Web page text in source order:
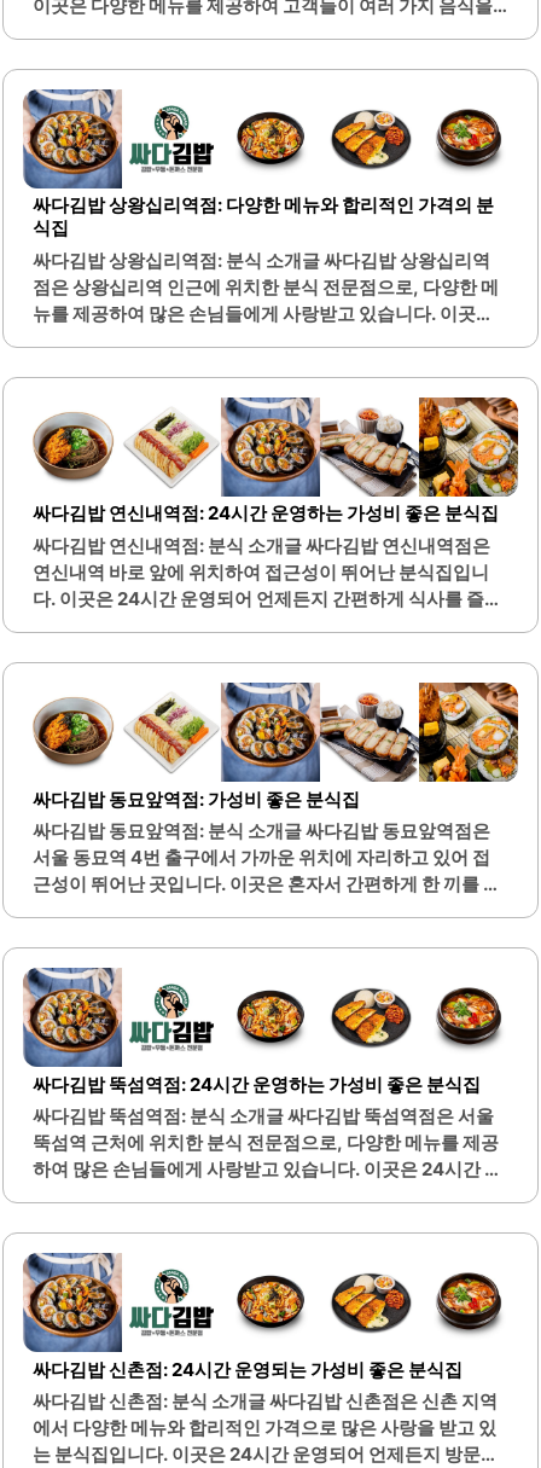
이 있습니다. 싸다김밥 양재시민의숲역점은 고객의 다양한
요구를..
이곳은 다양한 메뉴를 제공하여 고객들이 여러 가지 음식을
니다.특히, 김밥은 신선한 재료로 만들어져 맛이 좋고, 양도
푸짐하여 만족스러운 식사를 제공합니다. 매장은 깔끔하게
관리되어 있어 쾌적한 환경에서 식사를 즐길 수 있습니다. 또
한, 직원들이 바쁜 와중에도 고객을 살뜰히 챙겨주는 모습이
인상적입니다.포장 서비스도 제공하여 바쁜 일상 속에서도
간편하게 음식을 즐길 수 있습니다. 이곳의 매력 중 하나는
24시간 운영되어 언제든지 방문할 수 있다는 점입니다. 다양
한 반찬과 국물은 셀프 서비스로 제공되어 고객이 원하는 만
큼..
싸다김밥 상왕십리역점: 다양한 메뉴와 합리적인 가격의 분
식집
싸다김밥 상왕십리역점: 분식 소개글 싸다김밥 상왕십리역
점은 상왕십리역 인근에 위치한 분식 전문점으로, 다양한 메
뉴를 제공하여 많은 손님들에게 사랑받고 있습니다. 이곳의
삼덮밥과 짬뽕라면 등 다른 메뉴들도 인기가 많아, 점심시간
에 많은 손님들이 방문합니다.매장은 넓고 깔끔하여 혼자서
식사를 하거나 친구들과 함께 방문하기에도 적합합니다. 셀
프 계산 시스템과 키오스크가 마련되어 있어 편리하게 주문
할 수 있습니다. 가격대는 합리적이며, 가성비가 좋다는 평가
를 받고 있습니다.특히, 기본 김밥과 떡볶이 세트는 많은 손님
들에게 인기 있는 조합입니다. 이곳은 오랜 시간 운영되어 온
만큼, 단골 손님들도 많아 친근한 분위기를 자아냅니다. 매장
내부는 청결하게 관리되고 있으며, 친절한 직원들이..
싸다김밥 연신내역점: 24시간 운영하는 가성비 좋은 분식집
싸다김밥 연신내역점: 분식 소개글 싸다김밥 연신내역점은
연신내역 바로 앞에 위치하여 접근성이 뛰어난 분식집입니
다. 이곳은 24시간 운영되어 언제든지 간편하게 식사를 즐길
치즈김밥과 돈까스김밥은 많은 손님들에게 인기가 높습니
다. 또한, 라볶이와 비빔국수 등 다양한 분식 메뉴도 제공되어
선택의 폭이 넓습니다. 매장 내부는 깔끔하게 유지되어 있으
며, 편안한 분위기에서 식사를 즐길 수 있습니다.키오스크를
통한 주문 시스템이 도입되어 있어 빠르고 간편하게 주문할
수 있습니다. 이곳은 혼자서 식사하기에도 적합한 장소로, 혼
밥을 즐기는 손님들이 자주 방문합니다. 저녁 시간대에는 퇴
근 후 간단한 저녁을 해결하기 위해 방문하는 손님들이 많습
니다.다양한 반찬이 셀프 서비스로..
싸다김밥 동묘앞역점: 가성비 좋은 분식집
싸다김밥 동묘앞역점: 분식 소개글 싸다김밥 동묘앞역점은
서울 동묘역 4번 출구에서 가까운 위치에 자리하고 있어 접
근성이 뛰어난 곳입니다. 이곳은 혼자서 간편하게 한 끼를 해
끔하게 제공되며, 기분 반찬으로 김치와 단무지, 국물 등이
셀프 서비스로 제공됩니다. 가성비가 뛰어나며, 가격 대비 양
과 질이 만족스럽습니다. 이곳은 24시간 운영되어 언제든지
방문할 수 있는 장점이 있습니다.또한, 동묘역 근처에 위치하
여 주변에 찜질방 등 다양한 시설이 있어 식사 후 다른 활동으
로 이어지기 좋습니다. 메뉴에는 오징어덮밥, 왕만두국, 돈까
스마요덮밥, 짜장라볶이 등 다양한 선택지가 있어 취향에 맞
게 주문할 수 있습니다. 특히, 짜장라볶이와 돈까스마요덮밥
의 조합은 많은 분들이 선호하는..
싸다김밥 뚝섬역점: 24시간 운영하는 가성비 좋은 분식집
싸다김밥 뚝섬역점: 분식 소개글 싸다김밥 뚝섬역점은 서울
뚝섬역 근처에 위치한 분식 전문점으로, 다양한 메뉴를 제공
하여 많은 손님들에게 사랑받고 있습니다. 이곳은 24시간 운
으며, 모든 메뉴가 1만 원 이하로 제공되어 가성비가 뛰어납
니다.매장 내부는 넓고 쾌적하여 혼자 또는 친구와 함께 식사
하기에 적합합니다. 특히, 혼밥족을 위한 덮밥과 라면 세트가
인기를 끌고 있습니다. 또한, 소비쿠폰을 사용하여 더욱 저렴
하게 식사를 할 수 있는 점도 큰 장점입니다.다양한 메뉴가 준
비되어 있어 선택의 폭이 넓으며, 매일 다른 메뉴를 시도해볼
수 있는 재미가 있습니다. 이곳의 부대찌개와 오삼덮밥은 특
히 많은 손님들에게 호평을 받고 있으며, 신선한..
싸다김밥 신촌점: 24시간 운영되는 가성비 좋은 분식집
싸다김밥 신촌점: 분식 소개글 싸다김밥 신촌점은 신촌 지역
에서 다양한 메뉴와 합리적인 가격으로 많은 사랑을 받고 있
는 분식집입니다. 이곳은 24시간 운영되어 언제든지 방문할